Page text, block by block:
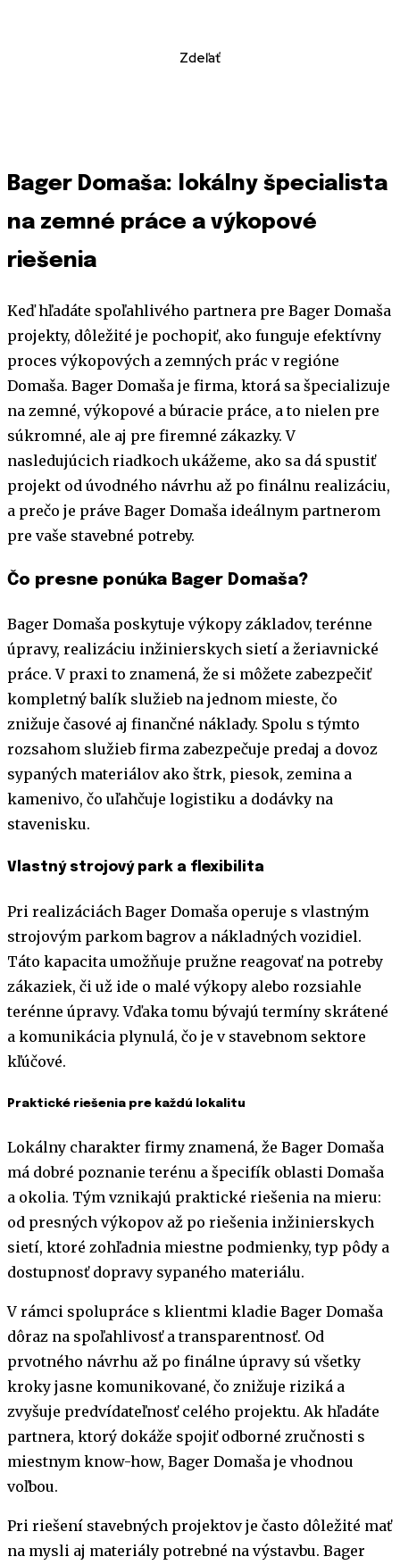
Zdeľať
Bager Domaša: lokálny špecialista
na zemné práce a výkopové
riešenia
Keď hľadáte spoľahlivého partnera pre Bager Domaša
projekty, dôležité je pochopiť, ako funguje efektívny
proces výkopových a zemných prác v regióne
Domaša. Bager Domaša je firma, ktorá sa špecializuje
na zemné, výkopové a búracie práce, a to nielen pre
súkromné, ale aj pre firemné zákazky. V
nasledujúcich riadkoch ukážeme, ako sa dá spustiť
projekt od úvodného návrhu až po finálnu realizáciu,
a prečo je práve Bager Domaša ideálnym partnerom
pre vaše stavebné potreby.
Čo presne ponúka Bager Domaša?
Bager Domaša poskytuje výkopy základov, terénne
úpravy, realizáciu inžinierskych sietí a žeriavnické
práce. V praxi to znamená, že si môžete zabezpečiť
kompletný balík služieb na jednom mieste, čo
znižuje časové aj finančné náklady. Spolu s týmto
rozsahom služieb firma zabezpečuje predaj a dovoz
sypaných materiálov ako štrk, piesok, zemina a
kamenivo, čo uľahčuje logistiku a dodávky na
stavenisku.
Vlastný strojový park a flexibilita
Pri realizáciách Bager Domaša operuje s vlastným
strojovým parkom bagrov a nákladných vozidiel.
Táto kapacita umožňuje pružne reagovať na potreby
zákaziek, či už ide o malé výkopy alebo rozsiahle
terénne úpravy. Vďaka tomu bývajú termíny skrátené
a komunikácia plynulá, čo je v stavebnom sektore
kľúčové.
Praktické riešenia pre každú lokalitu
Lokálny charakter firmy znamená, že Bager Domaša
má dobré poznanie terénu a špecifík oblasti Domaša
a okolia. Tým vznikajú praktické riešenia na mieru:
od presných výkopov až po riešenia inžinierskych
sietí, ktoré zohľadnia miestne podmienky, typ pôdy a
dostupnosť dopravy sypaného materiálu.
V rámci spolupráce s klientmi kladie Bager Domaša
dôraz na spoľahlivosť a transparentnosť. Od
prvotného návrhu až po finálne úpravy sú všetky
kroky jasne komunikované, čo znižuje riziká a
zvyšuje predvídateľnosť celého projektu. Ak hľadáte
partnera, ktorý dokáže spojiť odborné zručnosti s
miestnym know-how, Bager Domaša je vhodnou
voľbou.
Pri riešení stavebných projektov je často dôležité mať
na mysli aj materiály potrebné na výstavbu. Bager